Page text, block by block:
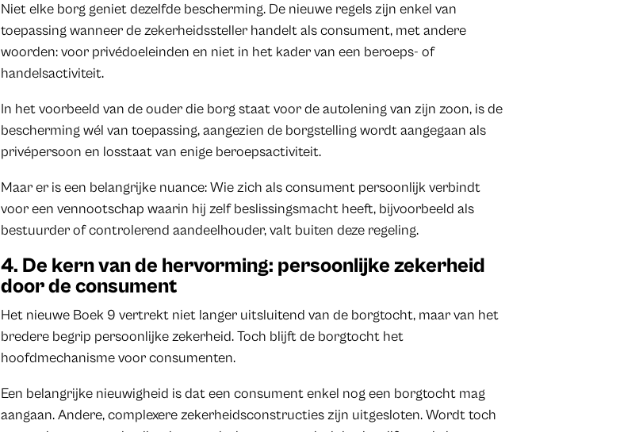
Niet elke borg geniet dezelfde bescherming. De nieuwe regels zijn enkel van
toepassing wanneer de zekerheidssteller handelt als consument, met andere
woorden: voor privédoeleinden en niet in het kader van een beroeps- of
handelsactiviteit.
In het voorbeeld van de ouder die borg staat voor de autolening van zijn zoon, is de
bescherming wél van toepassing, aangezien de borgstelling wordt aangegaan als
privépersoon en losstaat van enige beroepsactiviteit.
Maar er is een belangrijke nuance: Wie zich als consument persoonlijk verbindt
voor een vennootschap waarin hij zelf beslissingsmacht heeft, bijvoorbeeld als
bestuurder of controlerend aandeelhouder, valt buiten deze regeling.
4. De kern van de hervorming: persoonlijke zekerheid
door de consument
Het nieuwe Boek 9 vertrekt niet langer uitsluitend van de borgtocht, maar van het
bredere begrip persoonlijke zekerheid. Toch blijft de borgtocht het
hoofdmechanisme voor consumenten.
Een belangrijke nieuwigheid is dat een consument enkel nog een borgtocht mag
aangaan. Andere, complexere zekerheidsconstructies zijn uitgesloten. Wordt toch